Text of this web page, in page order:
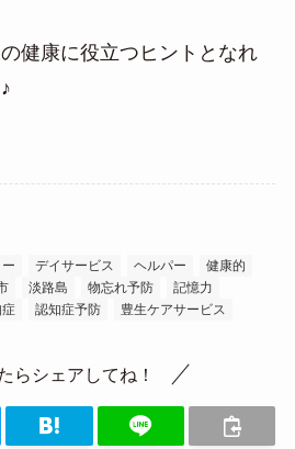
健康に役立つヒントとなれ
デイサービス ヘルパー
健康的
淡路島 物忘れ予防
記憶力
認知症予防 豊生ケアサービス
らシェアしてね！